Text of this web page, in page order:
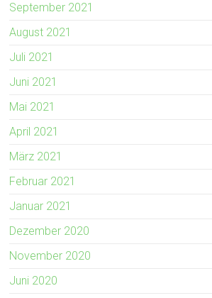
September 2021
August 2021
Juli 2021
Juni 2021
Mai 2021
April 2021
März 2021
Februar 2021
Januar 2021
Dezember 2020
November 2020
Juni 2020